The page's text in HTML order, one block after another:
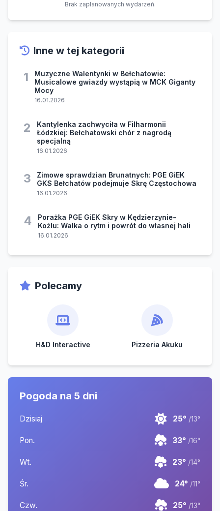
Brak zaplanowanych wydarzeń.
Inne w tej kategorii
1
Muzyczne Walentynki w Bełchatowie:
Musicalowe gwiazdy wystąpią w MCK Giganty
Mocy
16.01.2026
2
Kantylenka zachwyciła w Filharmonii
Łódzkiej: Bełchatowski chór z nagrodą
specjalną
16.01.2026
3
Zimowe sprawdzian Brunatnych: PGE GiEK
GKS Bełchatów podejmuje Skrę Częstochowa
16.01.2026
4
Porażka PGE GiEK Skry w Kędzierzynie-
Koźlu: Walka o rytm i powrót do własnej hali
16.01.2026
Polecamy
H&D Interactive Pizzeria Akuku
Pogoda na 5 dni
Dzisiaj 25° /13°
Pon. 33° /16°
Wt. 23° /14°
Śr. 24° /11°
Czw. 25° /13°